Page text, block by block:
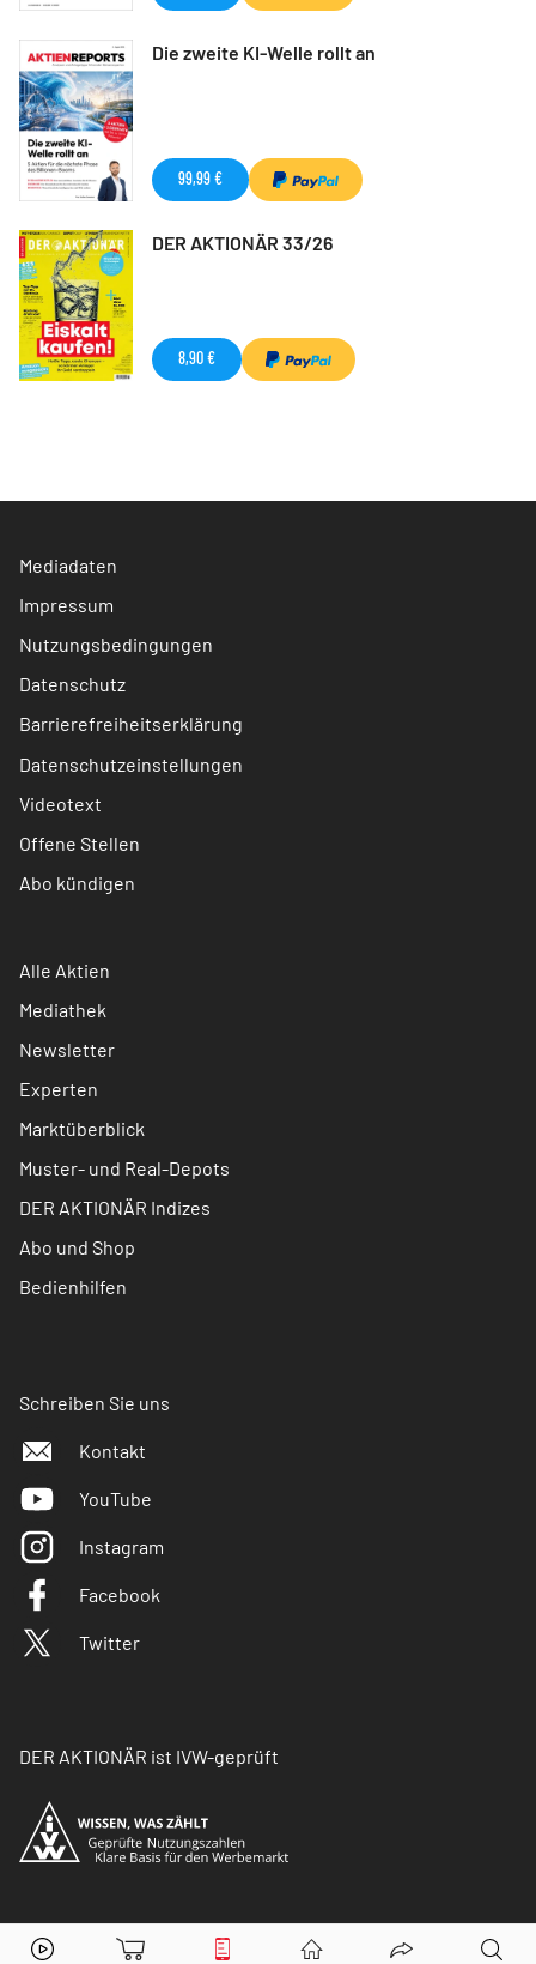
Die zweite KI-Welle rollt an
99,99 €
DER AKTIONÄR 33/26
8,90 €
Mediadaten
Impressum
Nutzungsbedingungen
Datenschutz
Barrierefreiheitserklärung
Datenschutzeinstellungen
Videotext
Offene Stellen
Abo kündigen
Alle Aktien
Mediathek
Newsletter
Experten
Marktüberblick
Muster- und Real-Depots
DER AKTIONÄR Indizes
Abo und Shop
Bedienhilfen
Schreiben Sie uns
Kontakt
YouTube
Instagram
Facebook
Twitter
DER AKTIONÄR ist IVW-geprüft